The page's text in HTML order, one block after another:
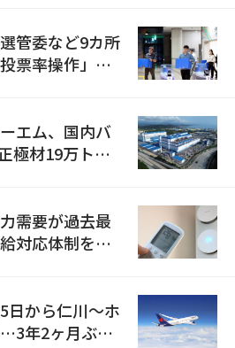
管委など9カ所
票率操作」の
エム、国内バ
極材19万トン
需要が過去最
対応体制を点
日から仁川〜ホ
年2ヶ月ぶり